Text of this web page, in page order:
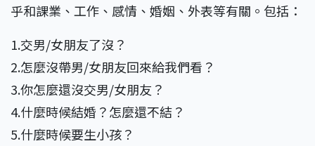
乎和課業、工作、感情、婚姻、外表等有關。包括：
1.交男/女朋友了沒？
2.怎麼沒帶男/女朋友回來給我們看？
3.你怎麼還沒交男/女朋友？
4.什麼時候結婚？怎麼還不結？
5.什麼時候要生小孩？